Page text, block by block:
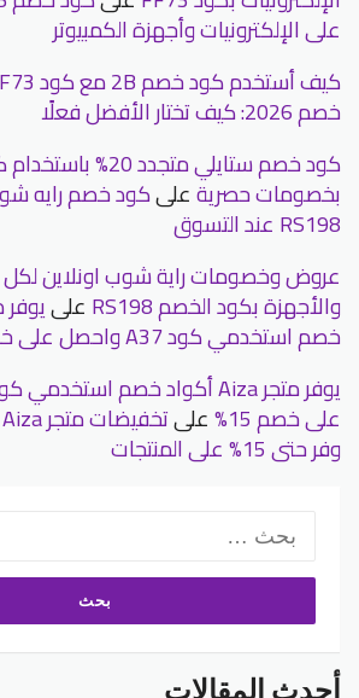
على الإلكترونيات وأجهزة الكمبيوتر
كيف أستخدم كود خصم 2B مع كود FF73
خصم 2026: كيف تختار الأفضل فعلًا
بخصومات حصريةعلى
RS198 عند التسوق
عروض وخصومات راية شوب اونلاين لكل
والأجهزة بكود الخصم RS198 على
خصم استخدمي كود A37 واحصل على خصم 15%
على خصم 15% على
وفر حتى 15% على المنتجات
البحث
عن:
أحدث المقالات